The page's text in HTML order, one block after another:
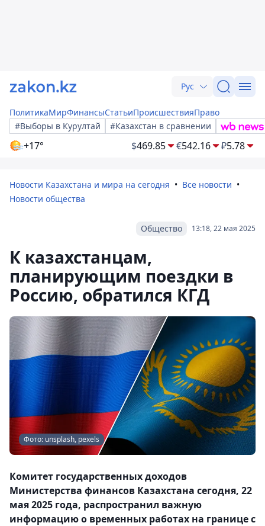
Рус
ПолитикаМирФинансыСтатьиПроисшествияПраво
#Выборы в Курултай
#Казахстан в сравнении
+17° $469.85 €542.16 ₽5.78
Новости Казахстана и мира на сегодня
Все новости
Новости общества
13:18, 22 мая 2025
Общество
К казахстанцам,
планирующим поездки в
Россию, обратился КГД
Фото: unsplash, pexels
Комитет государственных доходов
Министерства финансов Казахстана сегодня, 22
мая 2025 года, распространил важную
информацию о временных работах на границе с